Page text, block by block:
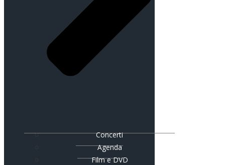
Concerti
Agenda
Film e DVD